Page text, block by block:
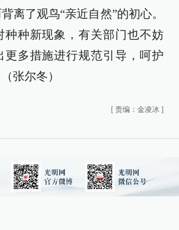
离了观鸟“亲近自然”的初心。
种种新现象，有关部门也不妨
更多措施进行规范引导，呵护
张尔冬）
[ 责编：金凌冰 ]